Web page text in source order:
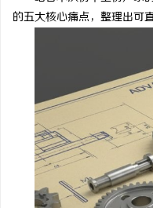
的五大核心痛点，整理出可